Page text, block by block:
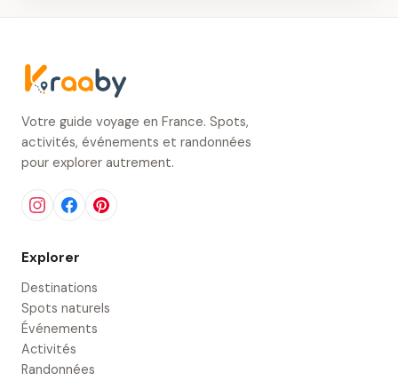
Votre guide voyage en France. Spots,
activités, événements et randonnées
pour explorer autrement.
Explorer
Destinations
Spots naturels
Événements
Activités
Randonnées